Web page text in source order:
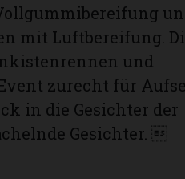
mit Luftbereifung.
und
zurecht für
in die Gesichter der
Gesichter. 